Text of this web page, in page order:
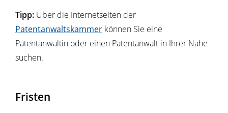
Tipp: Über die Internetseiten der
Patentanwaltskammer können Sie eine
Patentanwältin oder einen Patentanwalt in Ihrer Nähe
suchen.
Fristen